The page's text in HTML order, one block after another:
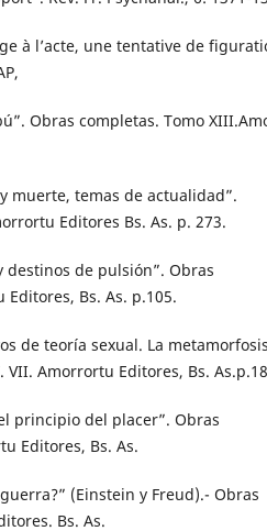
à l’acte, une tentative de
Obras completas. Tomo
temas de actualidad”.
Editores Bs. As. p. 273.
de pulsión”. Obras
Bs. As. p.105.
teoría sexual. La
Amorrortu Editores, Bs.
del placer”. Obras
Editores, Bs. As.
(Einstein y Freud).- Obras
Bs. As.